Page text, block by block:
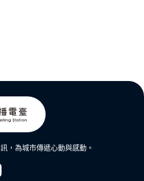
，為城市傳遞心動與感動。